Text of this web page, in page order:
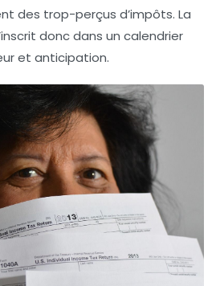
des trop-perçus d’impôts. La
donc dans un calendrier
et anticipation.